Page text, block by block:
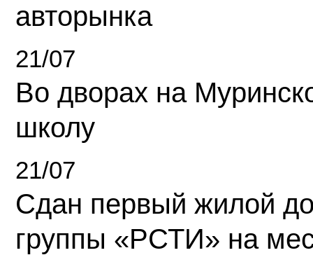
авторынка
21/07
Во дворах на
школу
21/07
Сдан первый жилой
группы «РСТИ» на